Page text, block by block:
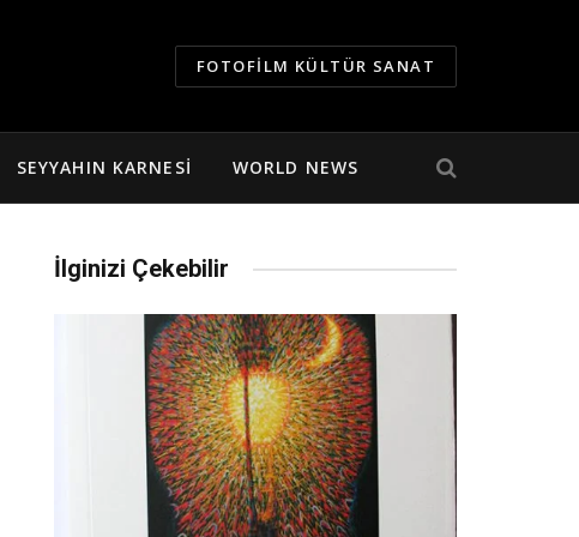
FOTOFILM KÜLTÜR SANAT
SEYYAHIN KARNESI WORLD NEWS
İlginizi Çekebilir